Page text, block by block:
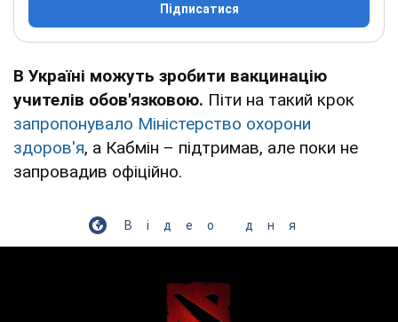
Підписатися
В Україні можуть зробити вакцинацію
учителів обов'язковою. Піти на такий крок
запропонувало Міністерство охорони
здоров'я, а Кабмін – підтримав, але поки не
запровадив офіційно.
Відео дня